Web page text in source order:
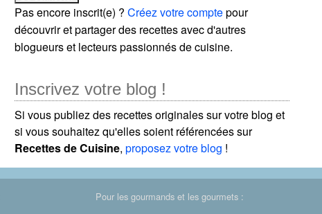
Pas encore inscrit(e) ?Créez votre comptepour
découvrir et partager des recettes avec d'autres
blogueurs et lecteurs passionnés de cuisine.
Inscrivez votre blog !
Si vous publiez des recettes originales sur votre blog et
si vous souhaitez qu'elles soient référencées sur
Recettes de Cuisine,proposez votre blog !
Pour les gourmands et les gourmets :